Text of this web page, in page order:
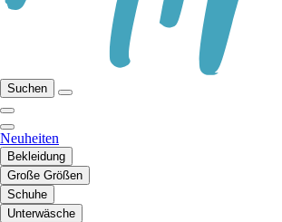
Suchen
Neuheiten
Bekleidung
Große Größen
Schuhe
Unterwäsche